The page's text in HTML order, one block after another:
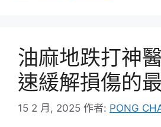
油麻地跌打神
速緩解損傷的
15 2 月, 2025 作者: PONG